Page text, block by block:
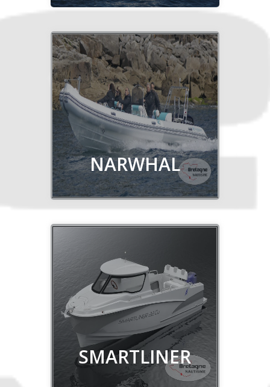
NARWHAL
Découvrir
SMARTLINER
Découvrir